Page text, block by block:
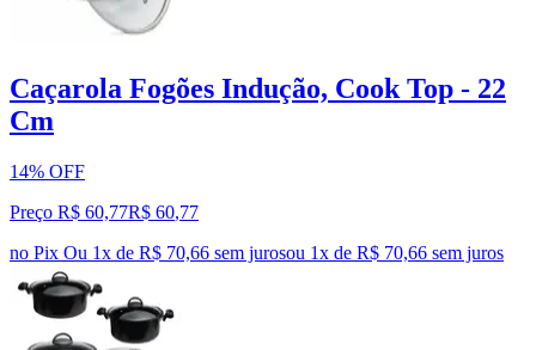
Caçarola Fogões Indução, Cook Top - 22
Cm
14% OFF
Preço R$ 60,77R$ 60,77
no Pix Ou 1x de R$ 70,66 sem jurosou 1x de R$ 70,66 sem juros